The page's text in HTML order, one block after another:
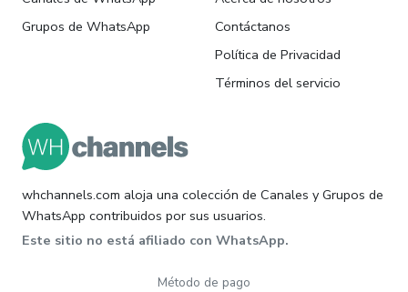
Grupos de WhatsApp
Contáctanos
Política de Privacidad
Términos del servicio
whchannels.com aloja una colección de Canales y Grupos de
WhatsApp contribuidos por sus usuarios.
Este sitio no está afiliado con WhatsApp.
Método de pago